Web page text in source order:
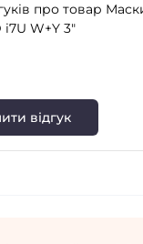
про товар
W+Y 3"
відгук